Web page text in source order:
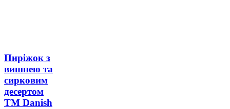
Пиріжок з
вишнею та
сирковим
десертом
ТМ Danish